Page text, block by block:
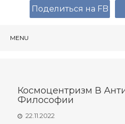
MENU
Космоцентризм В
Философии
22.11.2022
Поделиться на FB